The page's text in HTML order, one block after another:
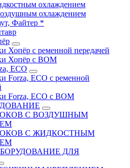
охлаждением
охлаждением
Файтер *
Хопёр с ременной передачей
Хопёр с ВОМ
ECO
Forza, ЕСО с ременной
Forza, ЕСО с ВОМ
С ВОЗДУШНЫМ
С ЖИДКОСТНЫМ
ДЛЯ